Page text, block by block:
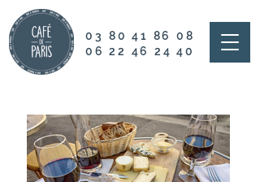
03 80 41 86 08
06 22 46 24 40